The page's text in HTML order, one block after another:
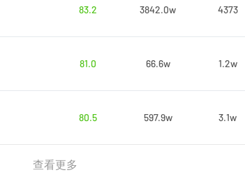
83.2
3842.0w 4373
81.0
66.6w 1.2w
80.5
597.9w 3.1w
查看更多